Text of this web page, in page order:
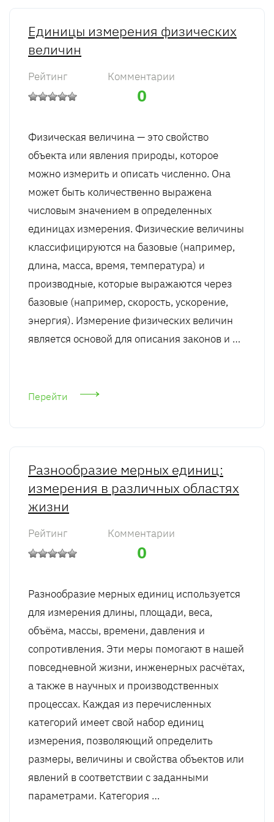
Единицы измерения физических
величин
Рейтинг Комментарии
0
Физическая величина — это свойство
объекта или явления природы, которое
можно измерить и описать численно. Она
может быть количественно выражена
числовым значением в определенных
единицах измерения. Физические величины
классифицируются на базовые (например,
длина, масса, время, температура) и
производные, которые выражаются через
базовые (например, скорость, ускорение,
энергия). Измерение физических величин
является основой для описания законов и …
Перейти
Разнообразие мерных единиц:
измерения в различных областях
жизни
Рейтинг Комментарии
0
Разнообразие мерных единиц используется
для измерения длины, площади, веса,
объёма, массы, времени, давления и
сопротивления. Эти меры помогают в нашей
повседневной жизни, инженерных расчётах,
а также в научных и производственных
процессах. Каждая из перечисленных
категорий имеет свой набор единиц
измерения, позволяющий определить
размеры, величины и свойства объектов или
явлений в соответствии с заданными
параметрами. Категория …